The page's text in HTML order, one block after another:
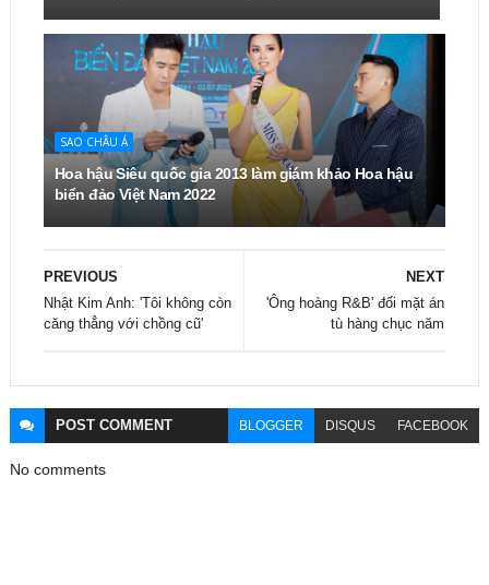
SAO CHÂU Á
Hoa hậu Siêu quốc gia 2013 làm giám khảo Hoa hậu
biển đảo Việt Nam 2022
NEXT
'Ông hoàng R&B' đối mặt án
tù hàng chục năm
PREVIOUS
Nhật Kim Anh: 'Tôi không còn
căng thẳng với chồng cũ'
POST COMMENT BLOGGER DISQUS FACEBOOK
No comments